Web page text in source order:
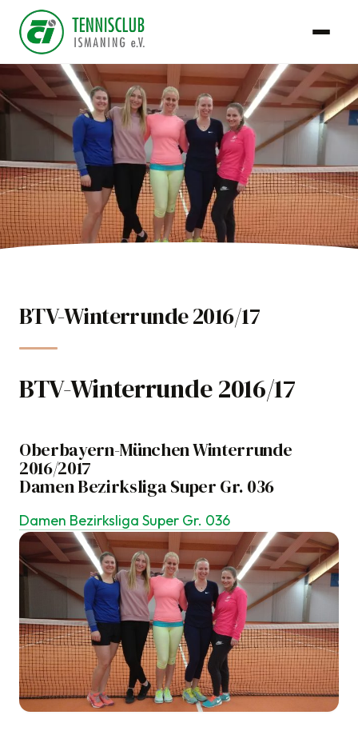
10. Juli 2016
BTV-Winterrunde 2016/17
BTV-Winterrunde 2016/17
Oberbayern-München Winterrunde
2016/2017
Damen Bezirksliga Super Gr. 036
Damen Bezirksliga Super Gr. 036